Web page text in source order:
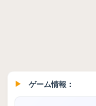
ゲーム情報：